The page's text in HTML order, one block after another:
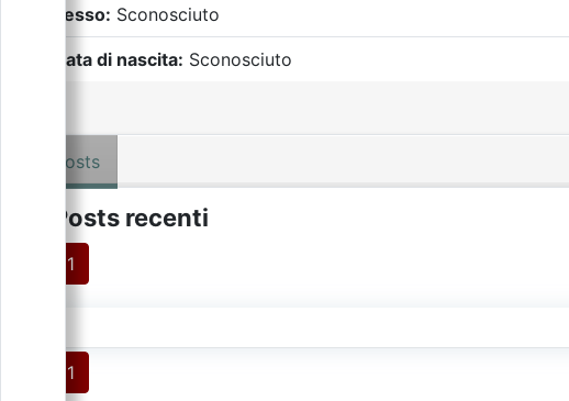
Sesso: Sconosciuto
Data di nascita: Sconosciuto
Posts
Posts recenti
1
1